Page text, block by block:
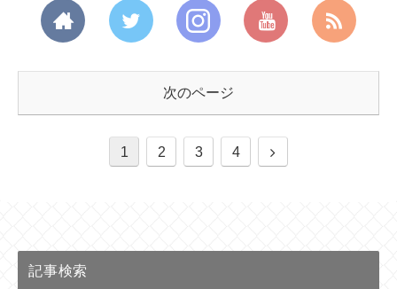
次のページ
1 2 3 4
記事検索